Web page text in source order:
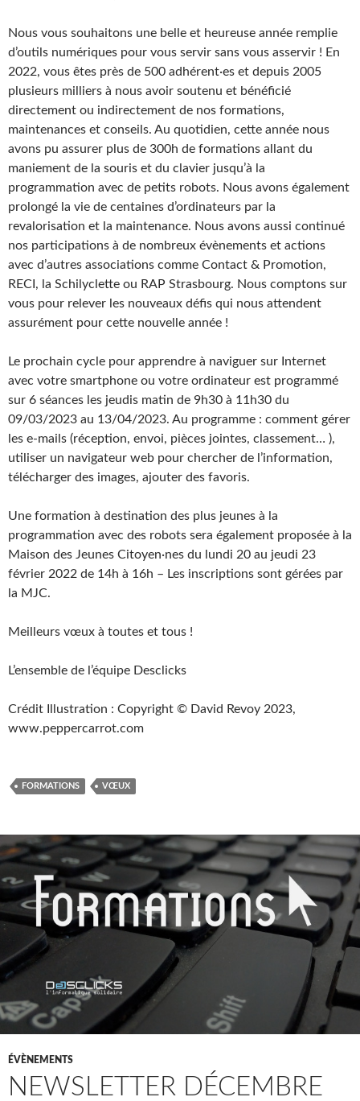
Nous vous souhaitons une belle et heureuse année remplie
d’outils numériques pour vous servir sans vous asservir ! En
2022, vous êtes près de 500 adhérent·es et depuis 2005
plusieurs milliers à nous avoir soutenu et bénéficié
directement ou indirectement de nos formations,
maintenances et conseils. Au quotidien, cette année nous
avons pu assurer plus de 300h de formations allant du
maniement de la souris et du clavier jusqu’à la
programmation avec de petits robots. Nous avons également
prolongé la vie de centaines d’ordinateurs par la
revalorisation et la maintenance. Nous avons aussi continué
nos participations à de nombreux évènements et actions
avec d’autres associations comme Contact & Promotion,
RECI, la Schilyclette ou RAP Strasbourg. Nous comptons sur
vous pour relever les nouveaux défis qui nous attendent
assurément pour cette nouvelle année !
Le prochain cycle pour apprendre à naviguer sur Internet
avec votre smartphone ou votre ordinateur est programmé
sur 6 séances les jeudis matin de 9h30 à 11h30 du
09/03/2023 au 13/04/2023. Au programme : comment gérer
les e-mails (réception, envoi, pièces jointes, classement… ),
utiliser un navigateur web pour chercher de l’information,
télécharger des images, ajouter des favoris.
Une formation à destination des plus jeunes à la
programmation avec des robots sera également proposée à la
Maison des Jeunes Citoyen·nes du lundi 20 au jeudi 23
février 2022 de 14h à 16h – Les inscriptions sont gérées par
la MJC.
Meilleurs vœux à toutes et tous !
L’ensemble de l’équipe Desclicks
Crédit Illustration : Copyright © David Revoy 2023,
www.peppercarrot.com
FORMATIONS VŒUX
ÉVÈNEMENTS
NEWSLETTER DÉCEMBRE